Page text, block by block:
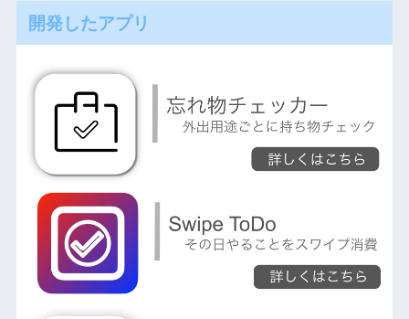
開発したアプリ